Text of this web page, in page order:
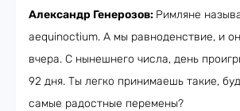
Александр Генерозов: Римляне
aequinoctium. А мы равноденствие, и
вчера. С нынешнего числа, день
92 дня. Ты легко принимаешь такие,
самые радостные перемены?